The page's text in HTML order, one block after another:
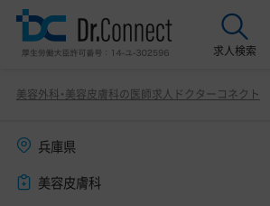
求人検索
美容クリニック見学ご希望の方はこちら
サービス紹介
美容外科・美容皮膚科の医師求人ドクターコネクト
兵庫県
美容皮膚科
TCB東京中央美容外科の医師求人一覧